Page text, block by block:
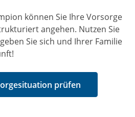
können Sie Ihre Vorsorge
angehen. Nutzen Sie
Sie sich und Ihrer Familie
prüfen